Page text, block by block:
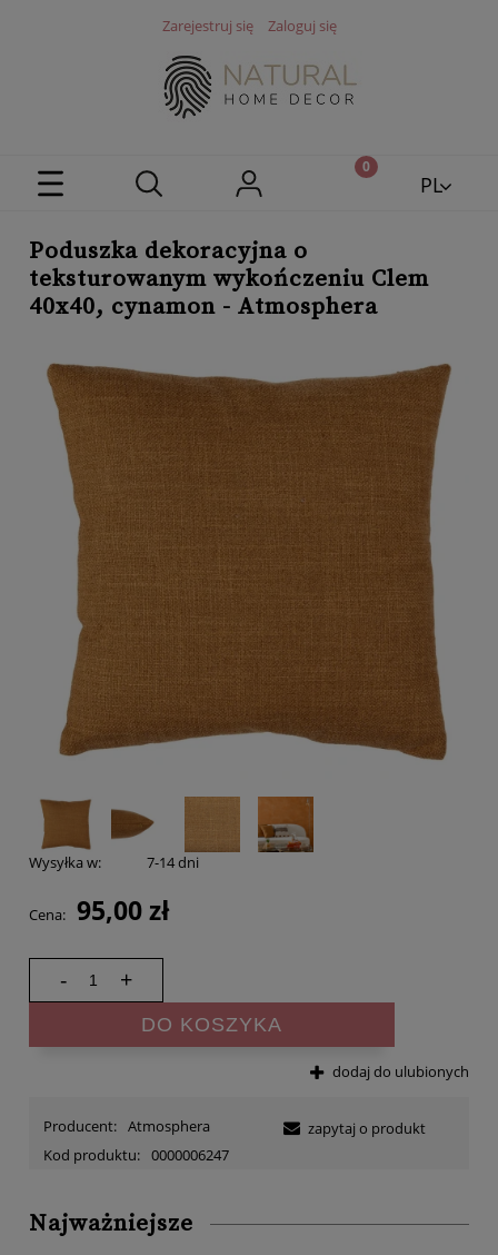
Zarejestruj się Zaloguj się
PL
Poduszka dekoracyjna o
teksturowanym wykończeniu Clem
40x40, cynamon - Atmosphera
Wysyłka w: 7-14 dni
Cena: 95,00 zł
- +
DO KOSZYKA
dodaj do ulubionych
Producent: Atmosphera
Kod produktu: 0000006247
zapytaj o produkt
Najważniejsze